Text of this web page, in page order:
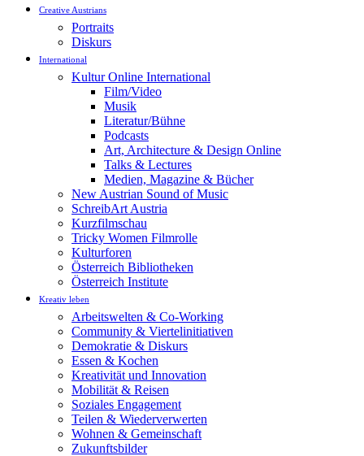
Creative Austrians
Portraits
Diskurs
International
Kultur Online International
Film/Video
Musik
Literatur/Bühne
Podcasts
Art, Architecture & Design Online
Talks & Lectures
Medien, Magazine & Bücher
New Austrian Sound of Music
SchreibArt Austria
Kurzfilmschau
Tricky Women Filmrolle
Kulturforen
Österreich Bibliotheken
Österreich Institute
Kreativ leben
Arbeitswelten & Co-Working
Community & Viertelinitiativen
Demokratie & Diskurs
Essen & Kochen
Kreativität und Innovation
Mobilität & Reisen
Soziales Engagement
Teilen & Wiederverwerten
Wohnen & Gemeinschaft
Zukunftsbilder